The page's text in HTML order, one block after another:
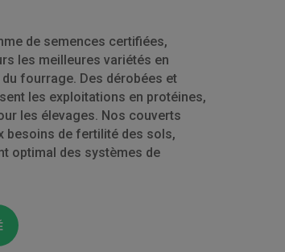
de semences certifiées,
les meilleures variétés en
fourrage. Des dérobées et
les exploitations en protéines,
les élevages. Nos couverts
besoins de fertilité des sols,
optimal des systèmes de